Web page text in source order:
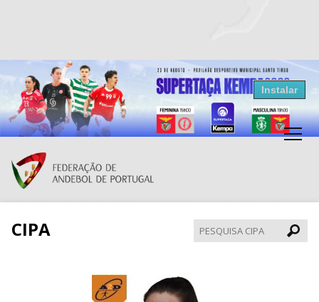
Resultados Andebol
Federação de Andebol de Portugal
Grátis - Disponivel na Play Store
Instalar
CIPA
CIPA